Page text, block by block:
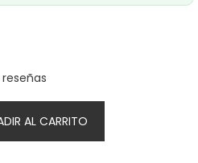
reseñas
AL CARRITO